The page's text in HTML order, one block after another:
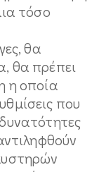
τόσο
θα
θα πρέπει
η οποία
που